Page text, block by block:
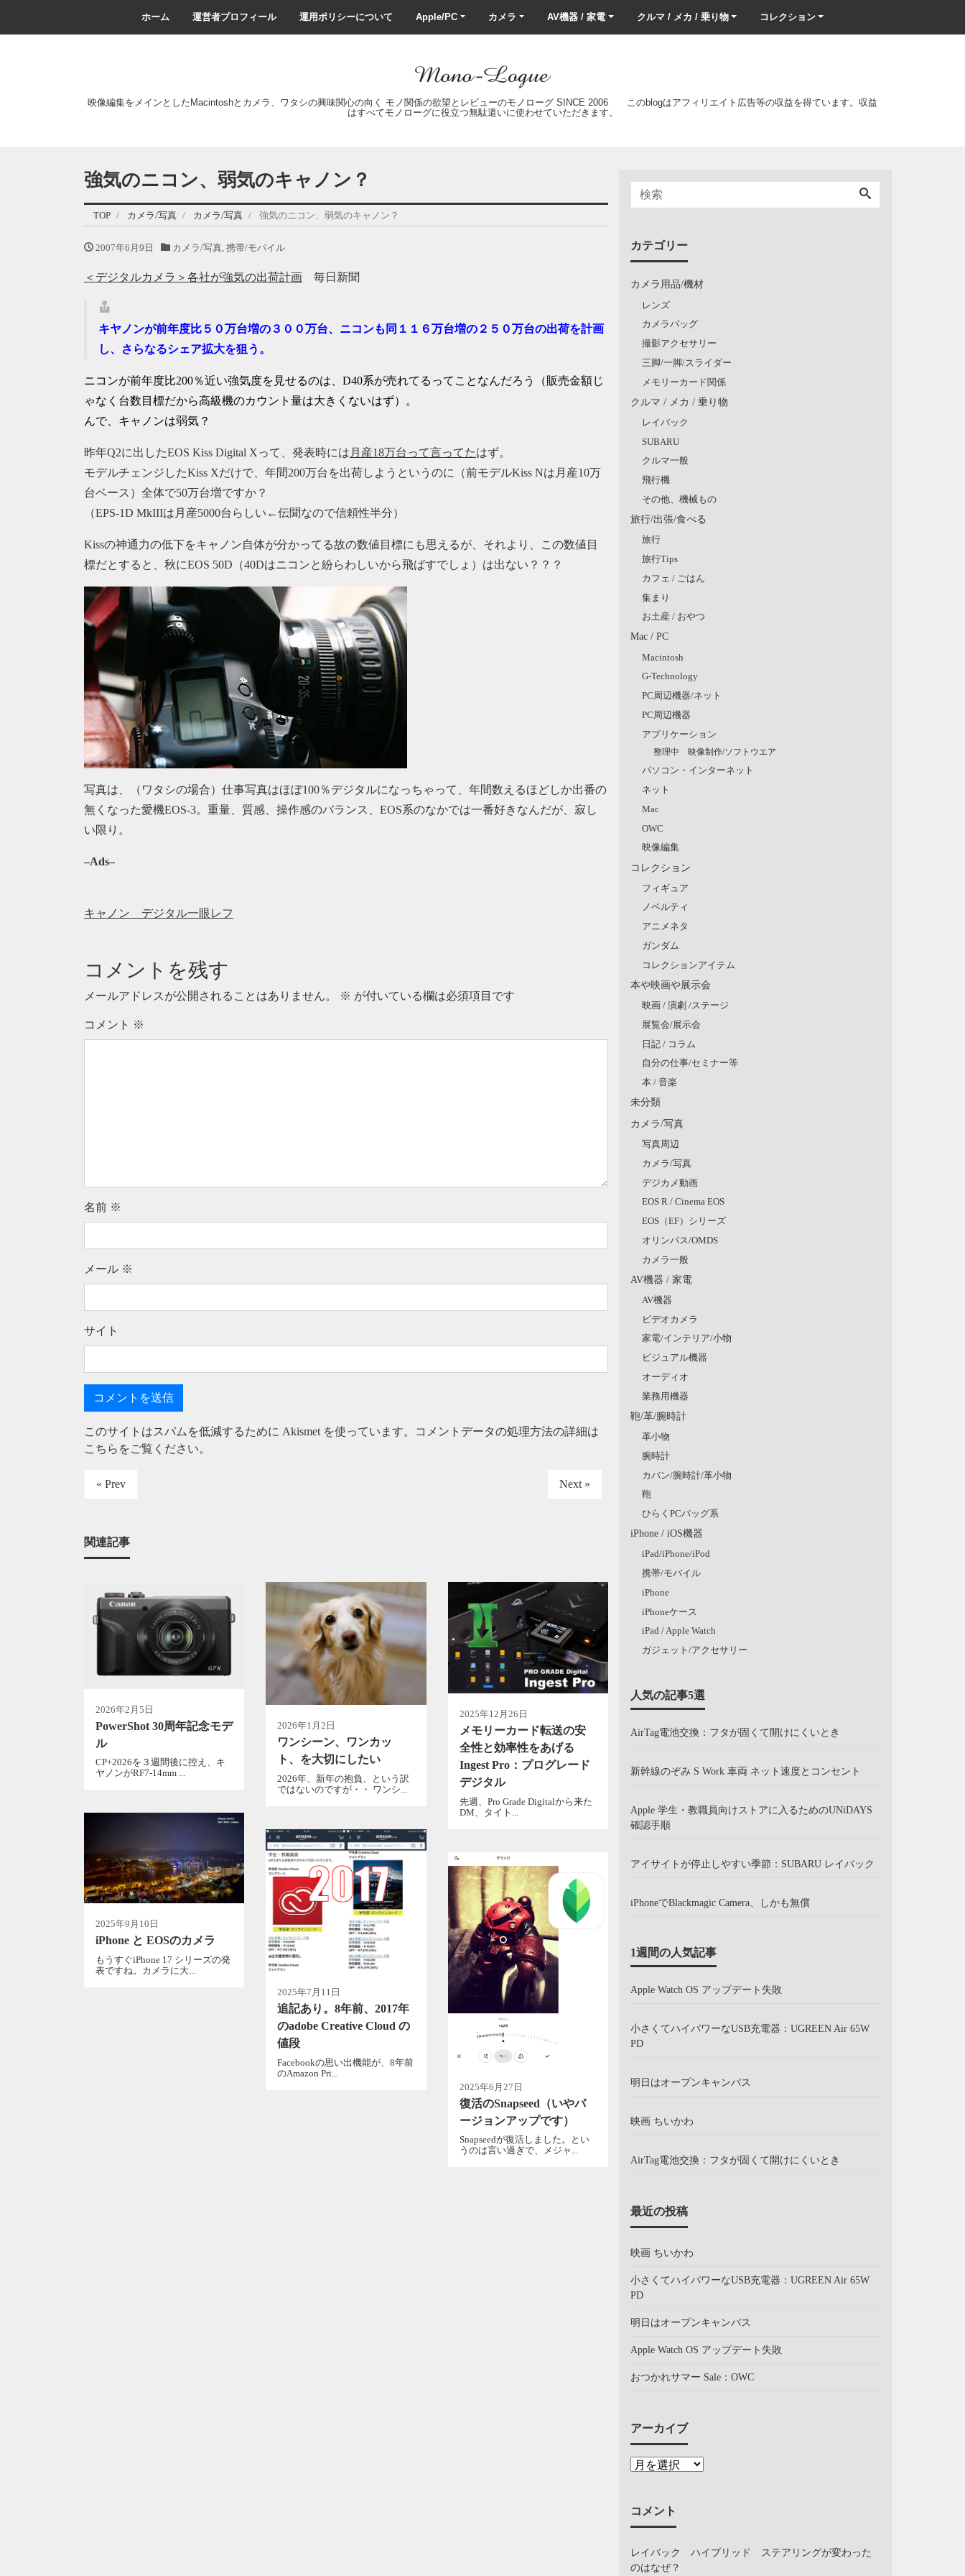
ホーム 運営者プロフィール 運用ポリシーについて Apple/PC カメラ AV機器 / 家電 クルマ / メカ / 乗り物 コレクション
映像編集をメインとしたMacintoshとカメラ、ワタシの興味関心の向く モノ関係の欲望とレビューのモノローグ SINCE 2006 このblogはアフィリエイト広告等の収益を得ています。収益
はすべてモノローグに役立つ無駄遣いに使わせていただきます。
強気のニコン、弱気のキャノン？
TOP カメラ/写真 カメラ/写真 強気のニコン、弱気のキャノン？
2007年6月9日 カメラ/写真, 携帯/モバイル
＜デジタルカメラ＞各社が強気の出荷計画 毎日新聞
キヤノンが前年度比５０万台増の３００万台、ニコンも同１１６万台増の２５０万台の出荷を計画
し、さらなるシェア拡大を狙う。
ニコンが前年度比200％近い強気度を見せるのは、D40系が売れてるってことなんだろう（販売金額じ
ゃなく台数目標だから高級機のカウント量は大きくないはず）。
んで、キャノンは弱気？
昨年Q2に出したEOS Kiss Digital Xって、発表時には 月産18万台って言ってたはず。
モデルチェンジしたKiss Xだけで、年間200万台を出荷しようというのに（前モデルKiss Nは月産10万
台ベース）全体で50万台増ですか？
（EPS-1D MkIIIは月産5000台らしい←伝聞なので信頼性半分）
Kissの神通力の低下をキャノン自体が分かってる故の数値目標にも思えるが、それより、この数値目
標だとすると、秋にEOS 50D（40Dはニコンと紛らわしいから飛ばすでしょ）は出ない？？？
写真は、（ワタシの場合）仕事写真はほぼ100％デジタルになっちゃって、年間数えるほどしか出番の
無くなった愛機EOS-3。重量、質感、操作感のバランス、EOS系のなかでは一番好きなんだが、寂し
い限り。
–Ads–
キャノン デジタル一眼レフ
コメントを残す
メールアドレスが公開されることはありません。 ※ が付いている欄は必須項目です
コメント ※
名前 ※
メール ※
サイト
このサイトはスパムを低減するために Akismet を使っています。
コメントデータの処理方法の詳細は
こちらをご覧ください。
« Prev Next »
関連記事
2026年2月5日
PowerShot 30周年記念モデ
ル
CP+2026を３週間後に控え、キ
ヤノンがRF7-14mm ...
2026年1月2日
ワンシーン、ワンカッ
ト、を大切にしたい
2026年、新年の抱負、という訳
ではないのですが・・ ワンシ...
2025年12月26日
メモリーカード転送の安
全性と効率性をあげる
Ingest Pro：プログレード
デジタル
先週、Pro Grade Digitalから来た
DM、タイト...
2025年9月10日
iPhone と EOSのカメラ
もうすぐiPhone 17 シリーズの発
表ですね。カメラに大...
2025年7月11日
追記あり。8年前、2017年
のadobe Creative Cloud の
値段
Facebookの思い出機能が、8年前
のAmazon Pri...
2025年6月27日
復活のSnapseed（いやバ
ージョンアップです）
Snapseedが復活しました。とい
うのは言い過ぎで、メジャ...
カテゴリー
カメラ用品/機材
レンズ
カメラバッグ
撮影アクセサリー
三脚/一脚/スライダー
メモリーカード関係
クルマ / メカ / 乗り物
レイバック
SUBARU
クルマ一般
飛行機
その他、機械もの
旅行/出張/食べる
旅行
旅行Tips
カフェ / ごはん
集まり
お土産 / おやつ
Mac / PC
Macintosh
G-Technology
PC周辺機器/ネット
PC周辺機器
アプリケーション
整理中 映像制作/ソフトウエア
パソコン・インターネット
ネット
Mac
OWC
映像編集
コレクション
フィギュア
ノベルティ
アニメネタ
ガンダム
コレクションアイテム
本や映画や展示会
映画 / 演劇 /ステージ
展覧会/展示会
日記 / コラム
自分の仕事/セミナー等
本 / 音楽
未分類
カメラ/写真
写真周辺
カメラ/写真
デジカメ動画
EOS R / Cinema EOS
EOS（EF）シリーズ
オリンパス/OMDS
カメラ一般
AV機器 / 家電
AV機器
ビデオカメラ
家電/インテリア/小物
ビジュアル機器
オーディオ
業務用機器
鞄/革/腕時計
革小物
腕時計
カバン/腕時計/革小物
鞄
ひらくPCバッグ系
iPhone / iOS機器
iPad/iPhone/iPod
携帯/モバイル
iPhone
iPhoneケース
iPad / Apple Watch
ガジェット/アクセサリー
人気の記事5選
AirTag電池交換：フタが固くて開けにくいとき
新幹線のぞみ S Work 車両 ネット速度とコンセント
Apple 学生・教職員向けストアに入るためのUNiDAYS
確認手順
アイサイトが停止しやすい季節：SUBARU レイバック
iPhoneでBlackmagic Camera、しかも無償
1週間の人気記事
Apple Watch OS アップデート失敗
小さくてハイパワーなUSB充電器：UGREEN Air 65W
PD
明日はオープンキャンパス
映画 ちいかわ
AirTag電池交換：フタが固くて開けにくいとき
最近の投稿
映画 ちいかわ
小さくてハイパワーなUSB充電器：UGREEN Air 65W
PD
明日はオープンキャンパス
Apple Watch OS アップデート失敗
おつかれサマー Sale：OWC
アーカイブ
コメント
レイバック ハイブリッド ステアリングが変わった
のはなぜ？